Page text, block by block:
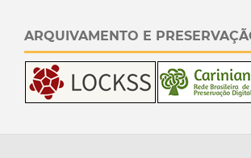
ARQUIVAMENTO E